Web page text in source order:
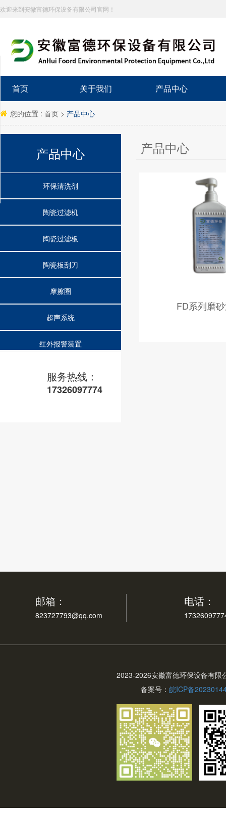
欢迎来到安徽富德环保设备有限公司官网！
首页 关于我们 产品中心
您的位置 : 首页 > 产品中心
产品中心
环保清洗剂
陶瓷过滤机
陶瓷过滤板
陶瓷板刮刀
摩擦圈
超声系统
红外报警装置
磨砂洗手液
消泡机
服务热线：
17326097774
产品中心
FD系列磨
邮箱：
823727793@qq.com
电话：
2023-2026安徽富德环保设备有限
备案号： 皖ICP备
分享到
微信
百度贴吧
豆瓣
QQ好友